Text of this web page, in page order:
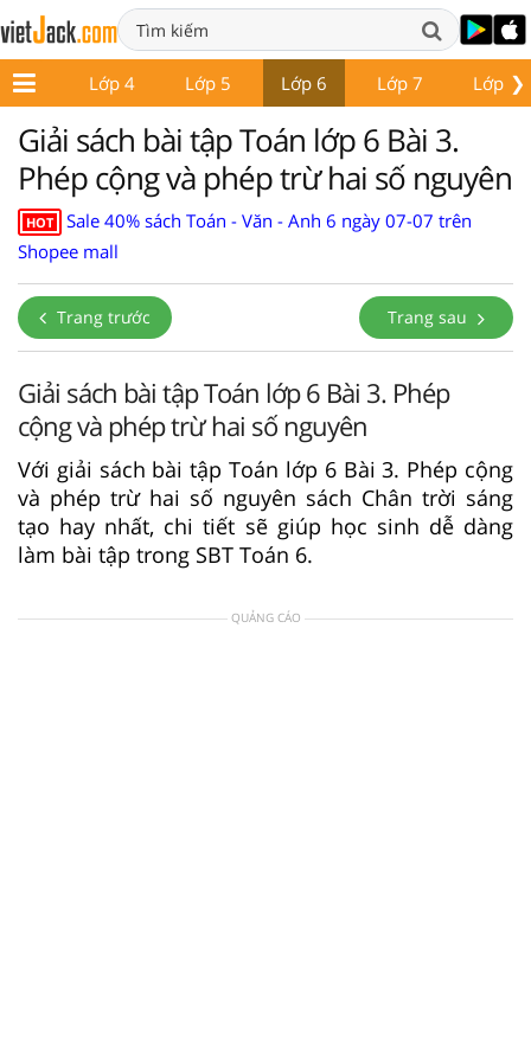
❯
3 Lớp 4 Lớp 5 Lớp 6 Lớp 7 Lớp 8
Giải sách bài tập Toán lớp 6 Bài 3.
Phép cộng và phép trừ hai số nguyên
HOT
Sale 40% sách Toán - Văn - Anh 6 ngày 07-07 trên
Shopee mall
Trang trước Trang sau
Giải sách bài tập Toán lớp 6 Bài 3. Phép
cộng và phép trừ hai số nguyên
Với giải sách bài tập Toán lớp 6 Bài 3. Phép cộng
và phép trừ hai số nguyên sách Chân trời sáng
tạo hay nhất, chi tiết sẽ giúp học sinh dễ dàng
làm bài tập trong SBT Toán 6.
QUẢNG CÁO